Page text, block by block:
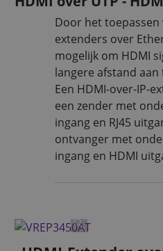
Door het toepassen
extenders over
mogelijk om HDMI
langere afstand aan
Een HDMI-over-IP-
een zender met
ingang en RJ45
ontvanger met
ingang en HDMI